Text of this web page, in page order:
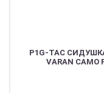
P1G-TAC
VARAN CAMO